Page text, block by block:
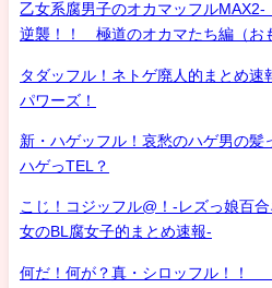
乙女系腐男子のオカマッフル
逆襲！！ 極道のオカマたち編（お
タダッフル！ネトゲ廃人的まとめ
パワーズ！
新・ハゲッフル！哀愁のハゲ男の髪
ハゲっTEL？
こじ！コジッフル@！-レズっ娘百
女のBL腐女子的まとめ速報-
何だ！何が？真・シロッフル！